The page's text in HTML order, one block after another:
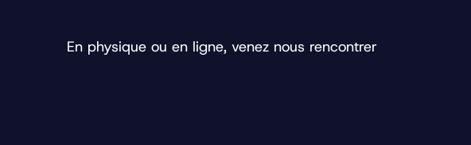
En physique ou en ligne, venez nous rencontrer